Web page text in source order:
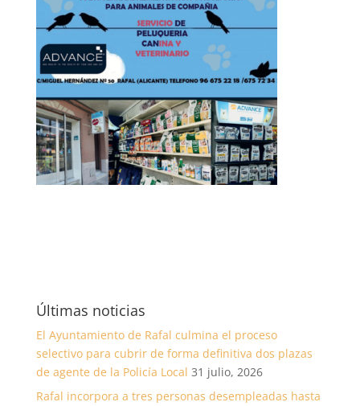
Últimas noticias
El Ayuntamiento de Rafal culmina el proceso
selectivo para cubrir de forma definitiva dos plazas
de agente de la Policía Local 31 julio, 2026
Rafal incorpora a tres personas desempleadas hasta